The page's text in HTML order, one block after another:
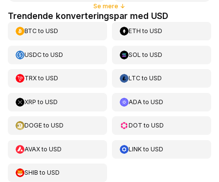
Se mere ↓
Trendende konverteringspar med USD
BTCto USD ETH toUSD
USDCto USD SOL toUSD
TRXto USD LTCtoUSD
XRP to USD ADA toUSD
DOGEto USD DOT toUSD
AVAXto USD LINKtoUSD
SHIB to USD